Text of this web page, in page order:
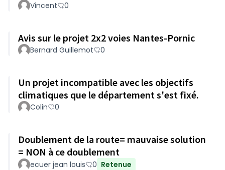
Vincent 0
Avis sur le projet 2x2 voies Nantes-Pornic
Bernard Guillemot 0
Un projet incompatible avec les objectifs
climatiques que le département s'est fixé.
Colin 0
Doublement de la route= mauvaise solution
= NON à ce doublement
ecuer jean louis 0 Retenue